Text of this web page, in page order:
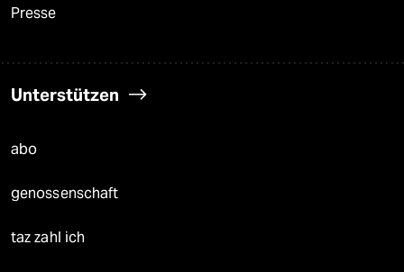
Presse
Unterstützen
abo
genossenschaft
taz zahl ich